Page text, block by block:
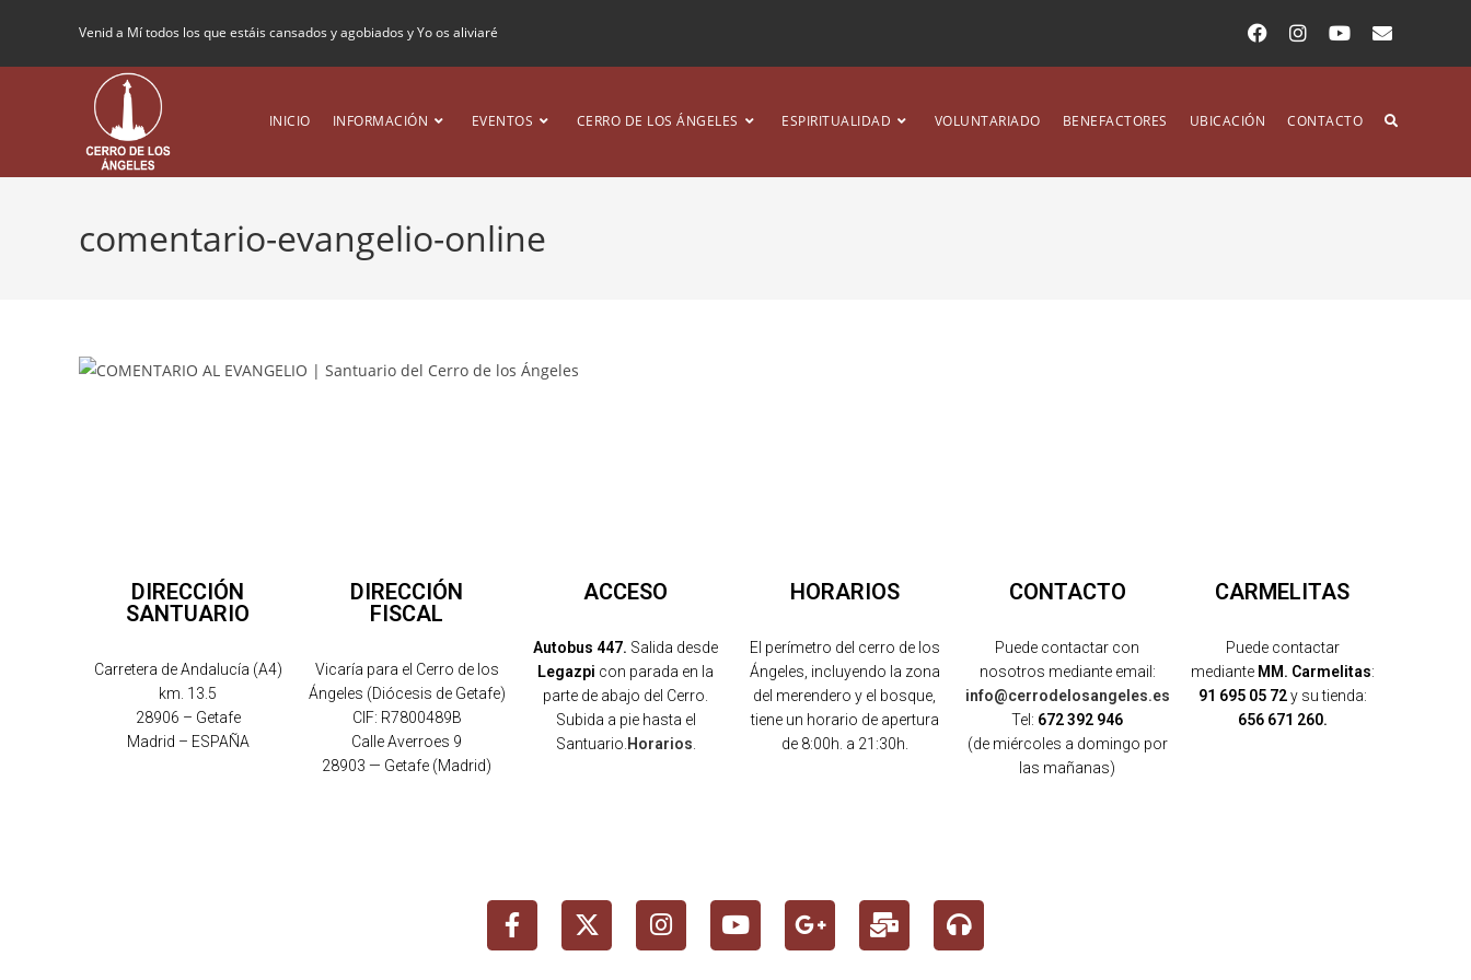
Venid a Mí todos los que estáis cansados y agobiados y Yo os aliviaré
INICIO INFORMACIÓN EVENTOS CERRO DE LOS ÁNGELES ESPIRITUALIDAD VOLUNTARIADO BENEFACTORES UBICACIÓN CONTACTO
comentario-evangelio-online
DIRECCIÓN
SANTUARIO
Carretera de Andalucía (A4)
km. 13.5
28906 – Getafe
Madrid – ESPAÑA
DIRECCIÓN
FISCAL
Vicaría para el Cerro de los
Ángeles (Diócesis de Getafe)
CIF: R7800489B
Calle Averroes 9
28903 — Getafe (Madrid)
ACCESO
Autobus 447. Salida desde
Legazpi con parada en la
parte de abajo del Cerro.
Subida a pie hasta el
Santuario. Horarios
HORARIOS
El perímetro del cerro de los
Ángeles, incluyendo la zona
del merendero y el bosque,
tiene un horario de apertura
de 8:00h. a 21:30h.
CONTACTO
Puede contactar con
nosotros mediante email:
info@cerrodelosangeles.es
Tel: 672 392 946
(de miércoles a domingo por
las mañanas)
CARMELITAS
Puede contactar
medianteMM. Carmelitas:
91 695 05 72y su tienda:
656 671 260.